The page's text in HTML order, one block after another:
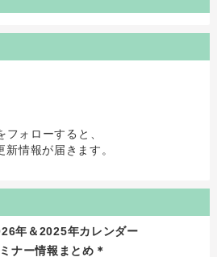
フォローすると、
新情報が届きます。
年＆2025年カレンダー
ナー情報まとめ＊